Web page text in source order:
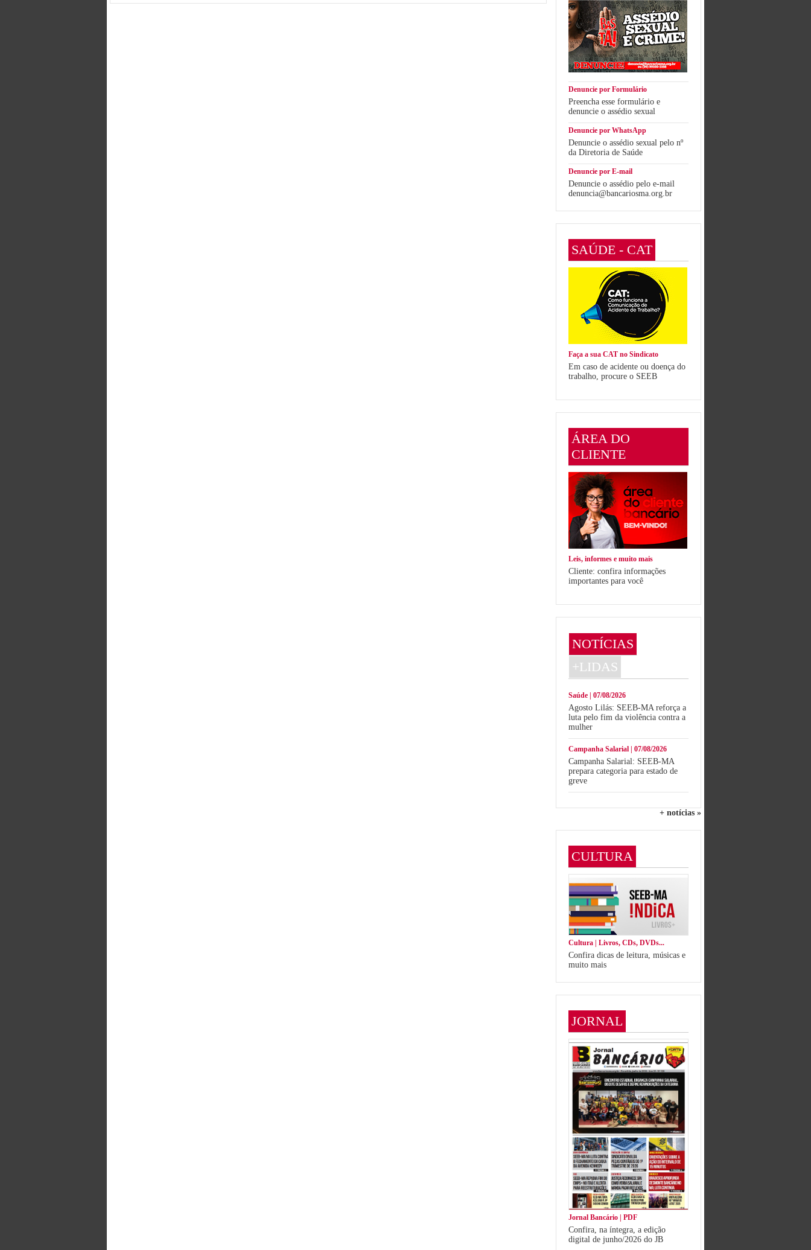
Denuncie por Formulário
Preencha esse formulário e
denuncie o assédio sexual
Denuncie por WhatsApp
Denuncie o assédio sexual pelo nº
da Diretoria de Saúde
Denuncie por E-mail
Denuncie o assédio pelo e-mail
denuncia@bancariosma.org.br
SAÚDE - CAT
Faça a sua CAT no Sindicato
Em caso de acidente ou doença do
trabalho, procure o SEEB
ÁREA DO
CLIENTE
Leis, informes e muito mais
Cliente: confira informações
importantes para você
NOTÍCIAS
+LIDAS
Saúde | 07/08/2026
Agosto Lilás: SEEB-MA reforça a
luta pelo fim da violência contra a
mulher
Campanha Salarial | 07/08/2026
Campanha Salarial: SEEB-MA
prepara categoria para estado de
greve
+ notícias »
CULTURA
Cultura | Livros, CDs, DVDs...
Confira dicas de leitura, músicas e
muito mais
JORNAL
Jornal Bancário | PDF
Confira, na íntegra, a edição
digital de junho/2026 do JB